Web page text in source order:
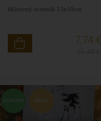
Sklenený svietnik 13x10cm
7,74 €
AKCIA
SKLADOM